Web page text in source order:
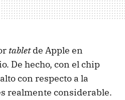
tabletde Apple en
De hecho, con el chip
con respecto a la
realmente considerable.